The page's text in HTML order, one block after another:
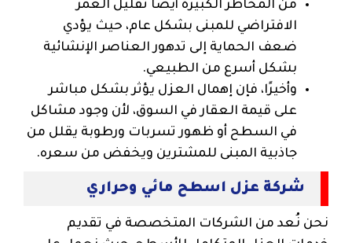
من المخاطر الكبيرة أيضًا تقليل العمر
الافتراضي للمبنى بشكل عام، حيث يؤدي
ضعف الحماية إلى تدهور العناصر الإنشائية
بشكل أسرع من الطبيعي.
وأخيرًا، فإن إهمال العزل يؤثر بشكل مباشر
على قيمة العقار في السوق، لأن وجود مشاكل
في السطح أو ظهور تسربات ورطوبة يقلل من
جاذبية المبنى للمشترين ويخفض من سعره.
شركة عزل اسطح مائي وحراري
نحن نُعد من الشركات المتخصصة في تقديم